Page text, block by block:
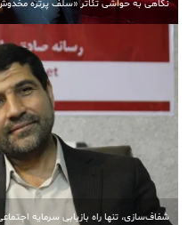
نگاهی به حواشی تئاتر «سلف پرتره مخدوش
شفاف‌سازی، تنها راه بازیابی سرمایه